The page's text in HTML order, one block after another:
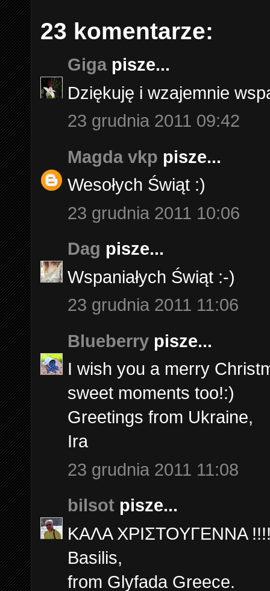
23 komentarze:
Gigapisze...
Dziękuję i wzajemnie
23 grudnia 2011 09:42
Magda vkp pisze...
Wesołych Świąt :)
23 grudnia 2011 10:06
Dag pisze...
Wspaniałych Świąt :-)
23 grudnia 2011 11:06
Blueberry pisze...
I wish you a merry
sweet moments too!:)
Greetings from Ukraine,
Ira
23 grudnia 2011 11:08
bilsot pisze...
ΚΑΛΑ ΧΡΙΣΤΟΥΓΕΝΝΑ
Basilis,
from Glyfada Greece.